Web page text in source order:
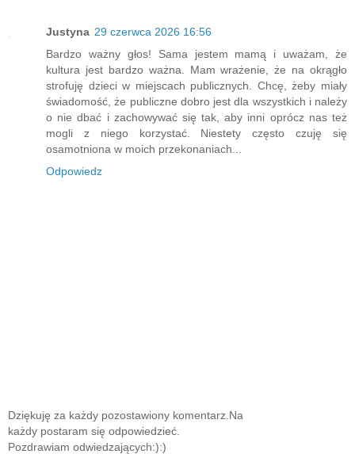
Justyna 29 czerwca 2026 16:56
Bardzo ważny głos! Sama jestem mamą i uważam, że
kultura jest bardzo ważna. Mam wrażenie, że na okrągło
strofuję dzieci w miejscach publicznych. Chcę, żeby miały
świadomość, że publiczne dobro jest dla wszystkich i należy
o nie dbać i zachowywać się tak, aby inni oprócz nas też
mogli z niego korzystać. Niestety często czuję się
osamotniona w moich przekonaniach...
Odpowiedz
Dziękuję za każdy pozostawiony komentarz.Na
każdy postaram się odpowiedzieć.
Pozdrawiam odwiedzających:):)